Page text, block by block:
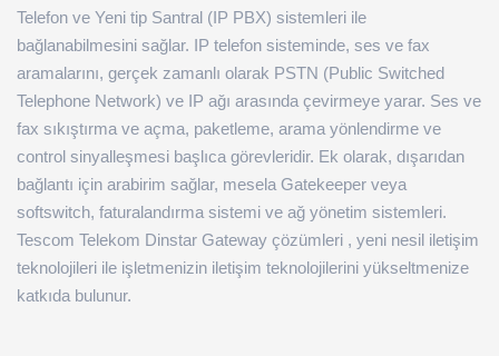
Telefon ve Yeni tip Santral (IP PBX) sistemleri ile
bağlanabilmesini sağlar. IP telefon sisteminde, ses ve fax
aramalarını, gerçek zamanlı olarak PSTN (Public Switched
Telephone Network) ve IP ağı arasında çevirmeye yarar. Ses ve
fax sıkıştırma ve açma, paketleme, arama yönlendirme ve
control sinyalleşmesi başlıca görevleridir. Ek olarak, dışarıdan
bağlantı için arabirim sağlar, mesela Gatekeeper veya
softswitch, faturalandırma sistemi ve ağ yönetim sistemleri.
Tescom Telekom Dinstar Gateway çözümleri , yeni nesil iletişim
teknolojileri ile işletmenizin iletişim teknolojilerini yükseltmenize
katkıda bulunur.